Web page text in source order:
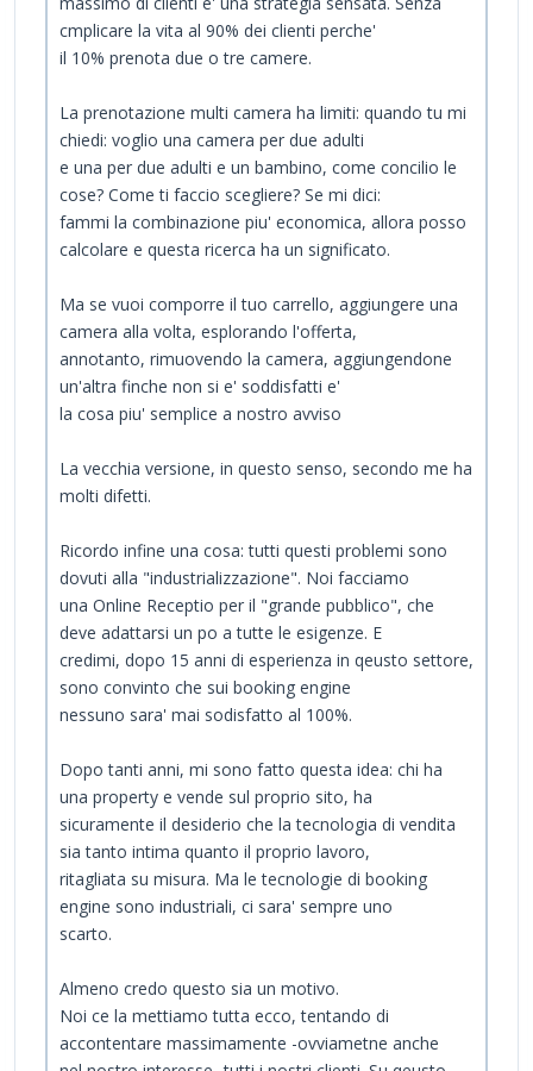
cmplicare la vita al 90% dei clienti perche'
il 10% prenota due o tre camere.
La prenotazione multi camera ha limiti: quando tu mi
chiedi: voglio una camera per due adulti
e una per due adulti e un bambino, come concilio le
cose? Come ti faccio scegliere? Se mi dici:
fammi la combinazione piu' economica, allora posso
calcolare e questa ricerca ha un significato.
Ma se vuoi comporre il tuo carrello, aggiungere una
camera alla volta, esplorando l'offerta,
annotanto, rimuovendo la camera, aggiungendone
un'altra finche non si e' soddisfatti e'
la cosa piu' semplice a nostro avviso
La vecchia versione, in questo senso, secondo me ha
molti difetti.
Ricordo infine una cosa: tutti questi problemi sono
dovuti alla "industrializzazione". Noi facciamo
una Online Receptio per il "grande pubblico", che
deve adattarsi un po a tutte le esigenze. E
credimi, dopo 15 anni di esperienza in qeusto settore,
sono convinto che sui booking engine
nessuno sara' mai sodisfatto al 100%.
Dopo tanti anni, mi sono fatto questa idea: chi ha
una property e vende sul proprio sito, ha
sicuramente il desiderio che la tecnologia di vendita
sia tanto intima quanto il proprio lavoro,
ritagliata su misura. Ma le tecnologie di booking
engine sono industriali, ci sara' sempre uno
scarto.
Almeno credo questo sia un motivo.
Noi ce la mettiamo tutta ecco, tentando di
accontentare massimamente -ovviametne anche